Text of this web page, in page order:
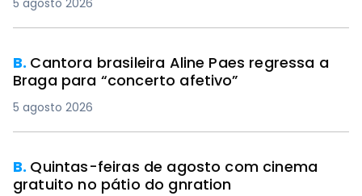
5 agosto 2026
B. Cantora brasileira Aline Paes regressa a
Braga para “concerto afetivo”
5 agosto 2026
B. Quintas-feiras de agosto com cinema
gratuito no pátio do gnration